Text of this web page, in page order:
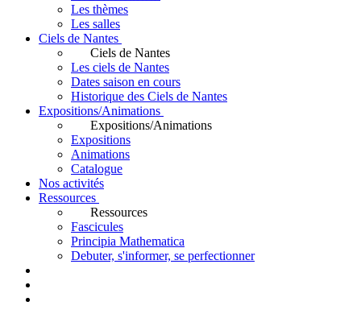
Les thèmes
Les salles
Ciels de Nantes
Ciels de Nantes
Les ciels de Nantes
Dates saison en cours
Historique des Ciels de Nantes
Expositions/Animations
Expositions/Animations
Expositions
Animations
Catalogue
Nos activités
Ressources
Ressources
Fascicules
Principia Mathematica
Debuter, s'informer, se perfectionner